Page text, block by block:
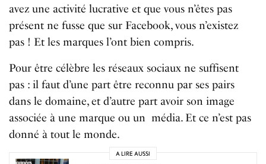
avez une activité lucrative et que vous n’êtes pas
présent ne fusse que sur Facebook, vous n’existez
pas ! Et les marques l’ont bien compris.
Pour être célèbre les réseaux sociaux ne suffisent
pas : il faut d’une part être reconnu par ses pairs
dans le domaine, et d’autre part avoir son image
associée à une marque ou un média. Et ce n’est pas
donné à tout le monde.
A LIRE AUSSI